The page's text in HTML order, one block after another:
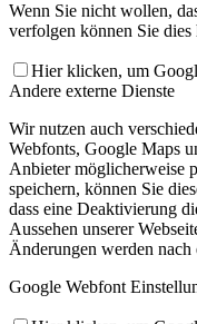
Wenn Sie nicht wollen,
verfolgen können Sie
Hier klicken, um
Andere externe Dienste
Wir nutzen auch
Webfonts, Google Maps
Anbieter möglicherweise
speichern, können Sie
dass eine Deaktivierung
Aussehen unserer
Änderungen werden
Google Webfont